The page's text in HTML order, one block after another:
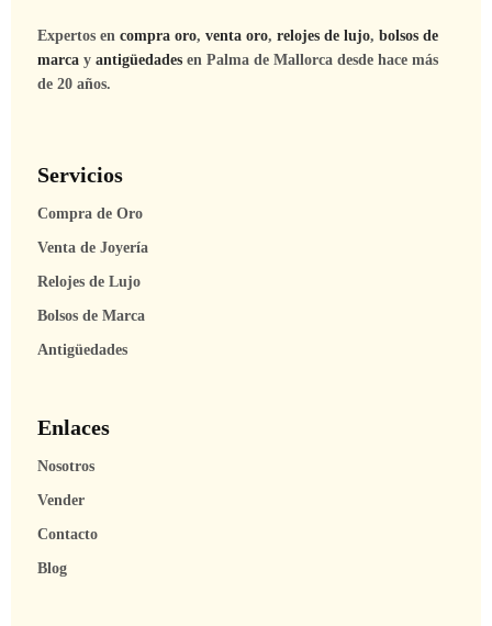
Expertos en compra oro, venta oro, relojes de lujo, bolsos de
marca y antigüedades en Palma de Mallorca desde hace más
de 20 años.
Servicios
Compra de Oro
Venta de Joyería
Relojes de Lujo
Bolsos de Marca
Antigüedades
Enlaces
Nosotros
Vender
Contacto
Blog